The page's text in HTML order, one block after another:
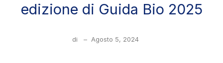
edizione di Guida Bio 2025
di – Agosto 5, 2024